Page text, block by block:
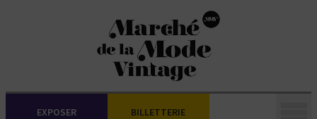
EXPOSER BILLETTERIE